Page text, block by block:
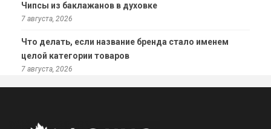
Чипсы из баклажанов в духовке
7 августа, 2026
Что делать, если название бренда стало именем
целой категории товаров
7 августа, 2026